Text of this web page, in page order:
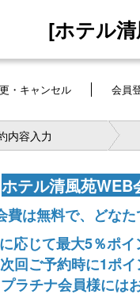
[ホテル
・キャンセル 会員
内容入力
ホテル清風苑WEB
費は無料で、どな
じて最大5％ポイ
回ご予約時に1ポイ
ラチナ会員様には